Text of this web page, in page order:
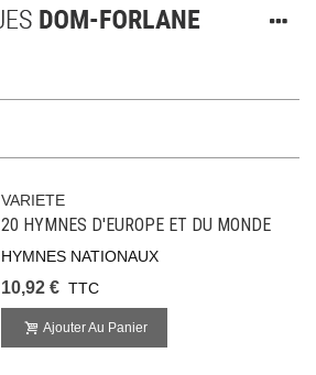
VARIETE
20 HYMNES D'EUROPE ET DU MONDE
HYMNES NATIONAUX
10,92 € TTC
Ajouter Au Panier